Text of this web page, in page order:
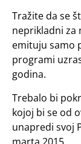
Tražite da se
neprikladni za
emituju samo
programi
godina.
Trebalo bi
kojoj bi se od
unapredi svoj
marta 2015.